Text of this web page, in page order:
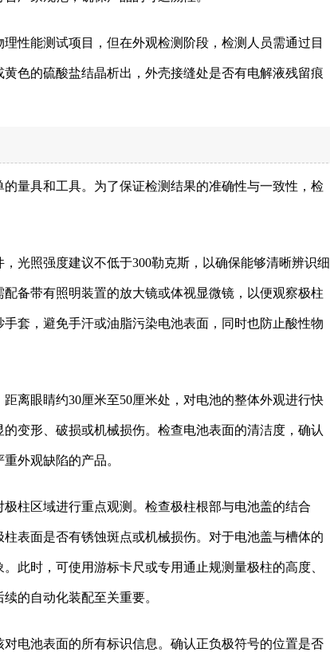
性能测试项目，但在外观检测阶段，检测人员需通过目
色的硫酸盐结晶析出，外壳接缝处是否有电解液残留痕
量具和工具。为了保证检测结果的准确性与一致性，检
光照强度建议不低于300勒克斯，以确保能够清晰辨识细
备带有照明装置的放大镜或体视显微镜，以便观察极柱
套，避免手汗或油脂污染电池表面，同时也防止酸性物
离眼睛约30厘米至50厘米处，对电池的整体外观进行快
变形、破损或机械损伤。检查电池表面的清洁度，确认
外观缺陷的产品。
柱区域进行重点观测。检查极柱根部与电池盖的结合
表面是否有锈蚀斑点或机械损伤。对于电池盖与槽体的
此时，可使用游标卡尺或专用通止规测量极柱的高度、
的自动化装配至关重要。
电池表面的所有标识信息。确认正负极符号的位置是否